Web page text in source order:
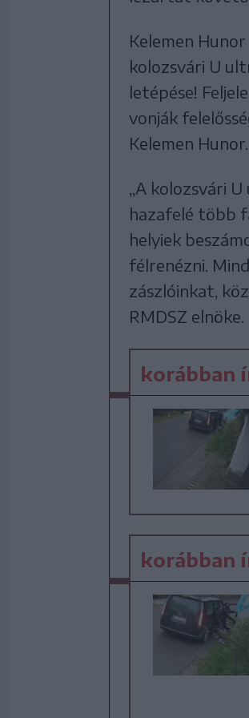
Kelemen
kolozsvári U
letépése!
vonják
Kelemen Hunor.
„A kolozsvári
hazafelé több
helyiek
félrenézni.
zászlóinkat,
RMDSZ elnöke.
korábban
korábban